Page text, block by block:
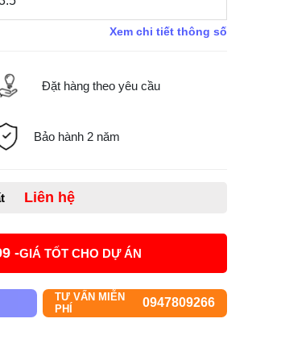
Xem chi tiết thông số
Đặt hàng theo yêu cầu
Bảo hành 2 năm
Liên hệ
-GIÁ TỐT CHO DỰ ÁN
TƯ VẤN MIỄN
PHÍ
0947809266